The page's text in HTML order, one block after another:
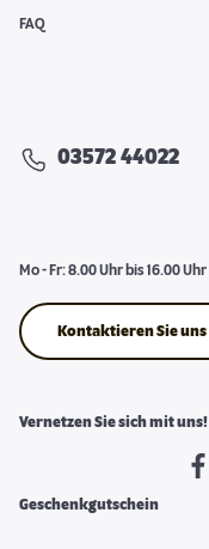
FAQ
03572 44022
Mo - Fr: 8.00 Uhr bis 16.00 Uhr
Kontaktieren Sie uns
Vernetzen Sie sich mit uns!
Geschenkgutschein